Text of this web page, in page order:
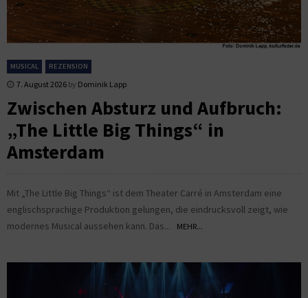
MUSICAL REZENSION
7. August 2026 by Dominik Lapp
Zwischen Absturz und Aufbruch:
„The Little Big Things“ in
Amsterdam
Mit „The Little Big Things“ ist dem Theater Carré in Amsterdam eine
englischsprachige Produktion gelungen, die eindrucksvoll zeigt, wie
modernes Musical aussehen kann. Das...
MEHR...